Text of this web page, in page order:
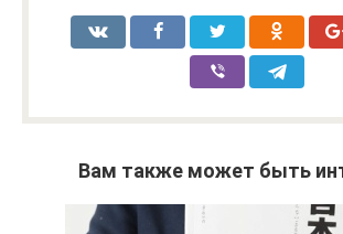
Вам также может быть